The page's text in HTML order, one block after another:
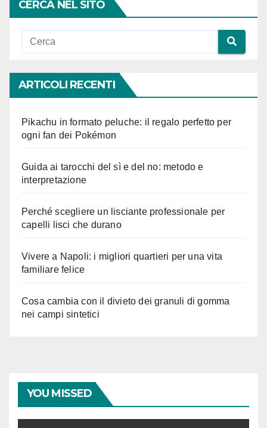
CERCA NEL SITO
ARTICOLI RECENTI
Pikachu in formato peluche: il regalo perfetto per
ogni fan dei Pokémon
Guida ai tarocchi del sì e del no: metodo e
interpretazione
Perché scegliere un lisciante professionale per
capelli lisci che durano
Vivere a Napoli: i migliori quartieri per una vita
familiare felice
Cosa cambia con il divieto dei granuli di gomma
nei campi sintetici
YOU MISSED